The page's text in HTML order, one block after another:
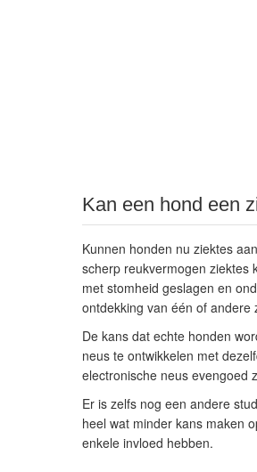
Kan een hond een
Kunnen honden nu ziektes
scherp reukvermogen ziektes
met stomheid geslagen en
ontdekking van één of andere
De kans dat echte honden
neus te ontwikkelen met
electronische neus evengoed
Er is zelfs nog een andere
heel wat minder kans maken
enkele invloed hebben.